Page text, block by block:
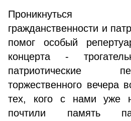
Проникнуться
гражданственности и
помог особый
концерта -
патриотические
торжественного вечера
тех, кого с нами уже
почтили память